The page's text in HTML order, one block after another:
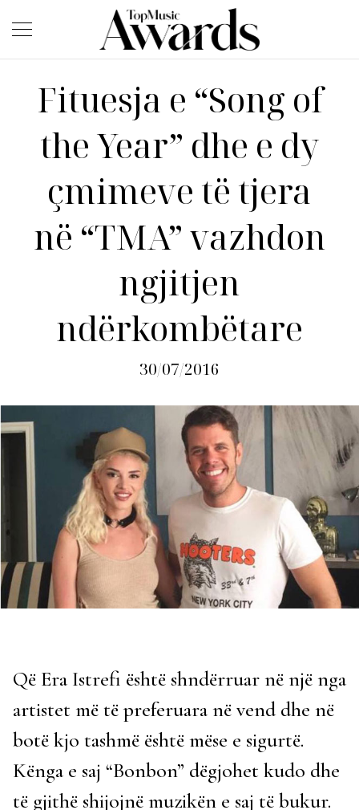
Fituesja e “Song of
the Year” dhe e dy
çmimeve të tjera
në “TMA” vazhdon
ngjitjen
ndërkombëtare
30/07/2016
Që Era Istrefi është shndërruar në një nga
artistet më të preferuara në vend dhe në
botë kjo tashmë është mëse e sigurtë.
Kënga e saj “Bonbon” dëgjohet kudo dhe
të gjithë shijojnë muzikën e saj të bukur.